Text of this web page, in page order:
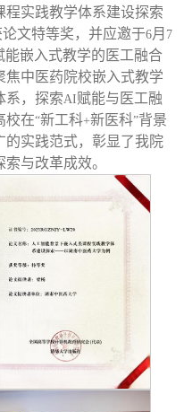
实践教学体系建设探索
文特等奖，并应邀于6月 7
能嵌入式教学的医工融合
焦中医药院校嵌入式教学
系，探索AI赋能与医工融
校在“新工科+新医科”背景
的实践范式，彰显了我院
与改革成效。